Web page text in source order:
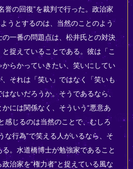
誉の回復”を裁判で行った。政治家
うとするのは、当然のことのよう
一番の問題点は、松井氏との対決
捉えていることである。彼は「こ
らかっていきたい、笑いにしてい
それは「笑い」ではなく「笑いも
ないだろうか。そうであるなら、
には関係なく、そういう“悪意あ
感じるのは当然のことで、むしろ
な行為”で笑える人がいるなら、そ
。水道橋博士が勉強家であること
治家を“権力者”と捉えている風な